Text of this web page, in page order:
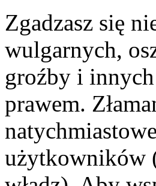
Zgadzasz się
wulgarnych,
groźby i innych
prawem.
użytkowników